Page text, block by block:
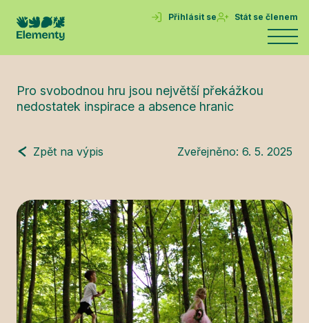
Přihlásit se Stát se členem
Pro svobodnou hru jsou největší překážkou
nedostatek inspirace a absence hranic
Zpět na výpis Zveřejněno: 6. 5. 2025